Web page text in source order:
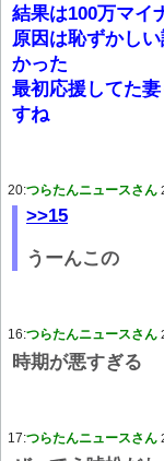
結果は100万マイ
原因は恥ずかし
かった
最初応援してた
すね
20:つらたんニュースさん
>>15
うーんこの
16:つらたんニュースさん
時期が悪すぎる
17:つらたんニュースさん